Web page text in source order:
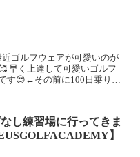
ゴルフウェアが可愛いのが
早く上達して可愛いゴルフ
す😍←その前に100日乗り越
し練習場に行ってきま
】